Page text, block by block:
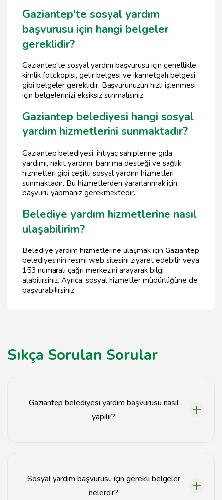
Gaziantep'te sosyal yardım
başvurusu için hangi belgeler
gereklidir?
Gaziantep'te sosyal yardım başvurusu için genellikle
kimlik fotokopisi, gelir belgesi ve ikametgah belgesi
gibi belgeler gereklidir. Başvurunuzun hızlı işlenmesi
için belgelerinizi eksiksiz sunmalısınız.
Gaziantep belediyesi hangi sosyal
yardım hizmetlerini sunmaktadır?
Gaziantep belediyesi, ihtiyaç sahiplerine gıda
yardımı, nakit yardımı, barınma desteği ve sağlık
hizmetleri gibi çeşitli sosyal yardım hizmetleri
sunmaktadır. Bu hizmetlerden yararlanmak için
başvuru yapmanız gerekmektedir.
Belediye yardım hizmetlerine nasıl
ulaşabilirim?
Belediye yardım hizmetlerine ulaşmak için Gaziantep
belediyesinin resmi web sitesini ziyaret edebilir veya
153 numaralı çağrı merkezini arayarak bilgi
alabilirsiniz. Ayrıca, sosyal hizmetler müdürlüğüne de
başvurabilirsiniz.
Sıkça Sorulan Sorular
Gaziantep belediyesi yardım başvurusu nasıl
yapılır?
Sosyal yardım başvurusu için gerekli belgeler
nelerdir?